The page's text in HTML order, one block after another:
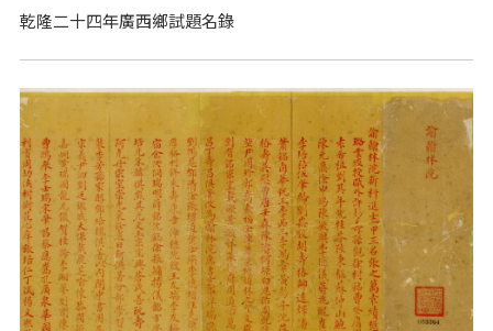
乾隆二十四年廣西鄉試題名錄